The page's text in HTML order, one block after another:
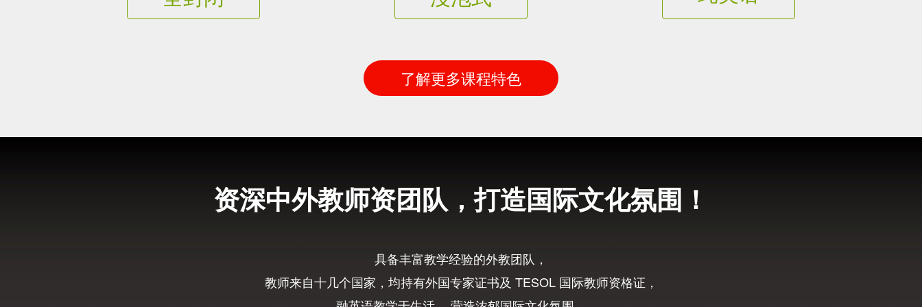
了解更多课程特色
资深中外教师资团队，打造国际文化氛围！
具备丰富教学经验的外教团队，
教师来自十几个国家，均持有外国专家证书及 TESOL 国际教师资格证，